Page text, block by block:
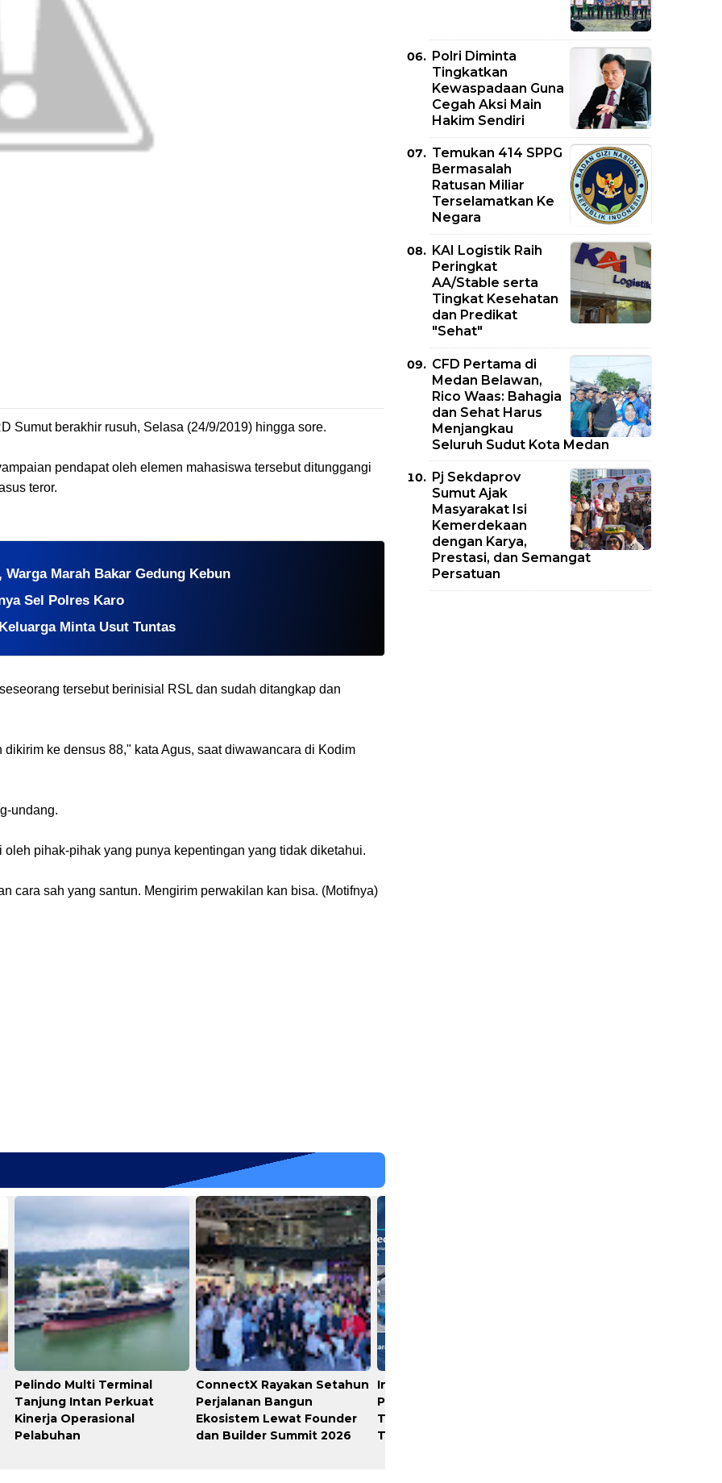
Sumut berakhir rusuh, Selasa (24/9/2019) hingga sore.
pendapat oleh elemen mahasiswa tersebut ditunggangi
teror.
Marah Bakar Gedung Kebun
Sel Polres Karo
Minta Usut Tuntas
tersebut berinisial RSL dan sudah ditangkap dan
ke densus 88," kata Agus, saat diwawancara di Kodim
undang.
pihak-pihak yang punya kepentingan yang tidak diketahui.
cara sah yang santun. Mengirim perwakilan kan bisa. (Motifnya)
Pelindo Multi Terminal
Tanjung Intan Perkuat
Kinerja Operasional
Pelabuhan
ConnectX Rayakan Setahun
Perjalanan Bangun
Ekosistem Lewat Founder
dan Builder Summit 2026
Industri Akuakultur
Pakistan hingga Timur
Tengah Terapkan Solusi
Terlengkap dari Indonesia
Polri Diminta
Tingkatkan
Kewaspadaan Guna
Cegah Aksi Main
Hakim Sendiri
Temukan 414 SPPG
Bermasalah
Ratusan Miliar
Terselamatkan Ke
Negara
KAI Logistik Raih
Peringkat
AA/Stable serta
Tingkat Kesehatan
dan Predikat
"Sehat"
CFD Pertama di
Medan Belawan,
Rico Waas: Bahagia
dan Sehat Harus
Menjangkau
Seluruh Sudut Kota Medan
Pj Sekdaprov
Sumut Ajak
Masyarakat Isi
Kemerdekaan
dengan Karya,
Prestasi, dan Semangat
Persatuan